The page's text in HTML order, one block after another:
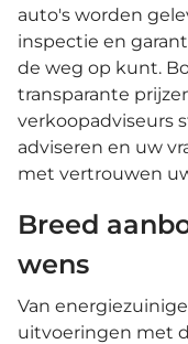
auto's worden
inspectie en
de weg op kunt.
transparante
verkoopadviseurs
adviseren en uw
met vertrouwen
Breed
wens
Van
uitvoeringen met